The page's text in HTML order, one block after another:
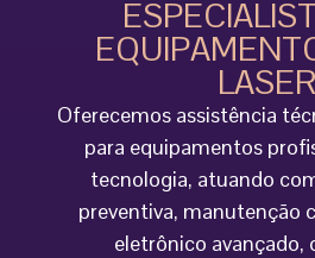
LASER
Oferecemos assistência
para equipamentos
tecnologia, atuando
preventiva, manutenção
eletrônico avançado,